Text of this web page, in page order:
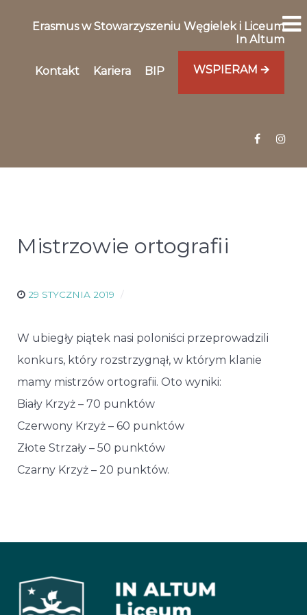
Erasmus w Stowarzyszeniu Węgielek i Liceum
In Altum
Kontakt Kariera BIP WSPIERAM 🡪
Mistrzowie ortografii
29 STYCZNIA 2019
W ubiegły piątek nasi poloniści przeprowadzili
konkurs, który rozstrzygnął, w którym klanie
mamy mistrzów ortografii. Oto wyniki:
Biały Krzyż – 70 punktów
Czerwony Krzyż – 60 punktów
Złote Strzały – 50 punktów
Czarny Krzyż – 20 punktów.